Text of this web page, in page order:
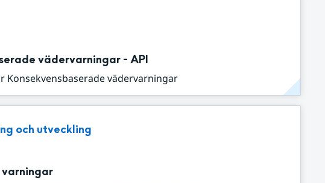
vädervarningar - API
Konsekvensbaserade vädervarningar
och utveckling
varningar